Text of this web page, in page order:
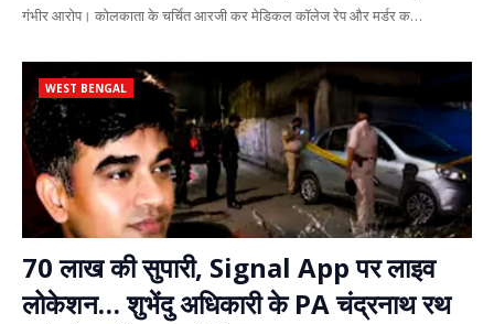
गंभीर आरोप। कोलकाता के चर्चित आरजी कर मेडिकल कॉलेज रेप और मर्डर क…
WEST BENGAL
70 लाख की सुपारी, Signal App पर लाइव
लोकेशन… शुभेंदु अधिकारी के PA चंद्रनाथ रथ